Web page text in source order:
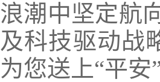
浪潮中坚定航
及科技驱动战
为您送上“平安”